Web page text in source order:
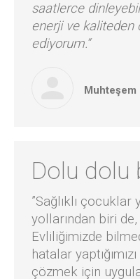
saatlerce
enerji ve kaliteden
ediyorum.“
Muhteşem
Dolu dolu
”Sağlıklı
yollarından biri de,
Evliliğimizde
hatalar
çözmek için